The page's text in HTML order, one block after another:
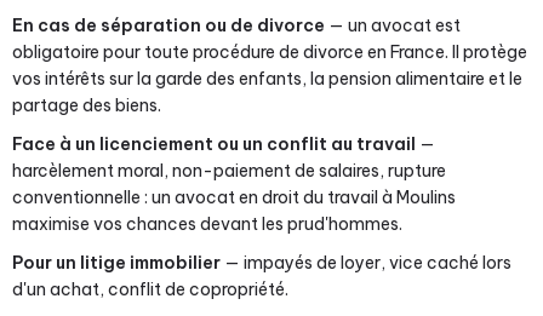
En cas de séparation ou de divorce — un avocat est
obligatoire pour toute procédure de divorce en France. Il protège
vos intérêts sur la garde des enfants, la pension alimentaire et le
partage des biens.
Face à un licenciement ou un conflit au travail —
harcèlement moral, non-paiement de salaires, rupture
conventionnelle : un avocat en droit du travail à Moulins
maximise vos chances devant les prud'hommes.
Pour un litige immobilier — impayés de loyer, vice caché lors
d'un achat, conflit de copropriété.